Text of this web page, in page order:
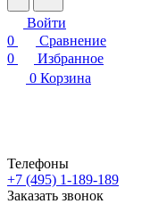
Войти
0
Сравнение
0
Избранное
0 Корзина
Телефоны
+7 (495) 1-189-189
Заказать звонок